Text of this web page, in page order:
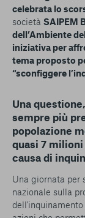
Cookies di
celebrata lo
società SAIPEM
dell’Ambiente
iniziativa per
tema proposto
“sconfiggere
Una
sempre più
popolazione
quasi 7
causa di
Una giornata per
nazionale sulla